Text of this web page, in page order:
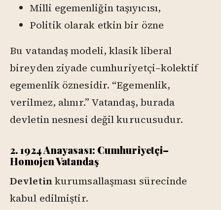
Milli egemenliğin taşıyıcısı,
Politik olarak etkin bir özne
Bu vatandaş modeli, klasik liberal
bireyden ziyade cumhuriyetçi–kolektif
egemenlik öznesidir. “Egemenlik,
verilmez, alınır.” Vatandaş, burada
devletin nesnesi değil kurucusudur.
2. 1924 Anayasası: Cumhuriyetçi–
Homojen Vatandaş
Devletinkurumsallaşması sürecinde
kabul edilmiştir.